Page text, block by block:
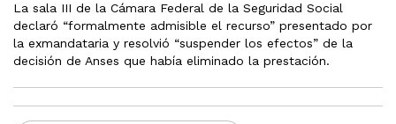
La sala III de la Cámara Federal de la Seguridad Social
declaró “formalmente admisible el recurso” presentado por
la exmandataria y resolvió “suspender los efectos” de la
decisión de Anses que había eliminado la prestación.